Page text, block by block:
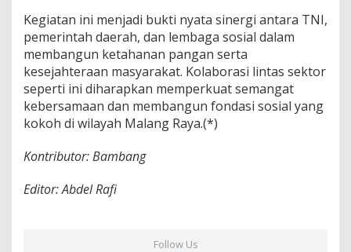
Kegiatan ini menjadi bukti nyata sinergi antara TNI,
pemerintah daerah, dan lembaga sosial dalam
membangun ketahanan pangan serta
kesejahteraan masyarakat. Kolaborasi lintas sektor
seperti ini diharapkan memperkuat semangat
kebersamaan dan membangun fondasi sosial yang
kokoh di wilayah Malang Raya.(*)
Kontributor: Bambang
Editor: Abdel Rafi
Follow Us